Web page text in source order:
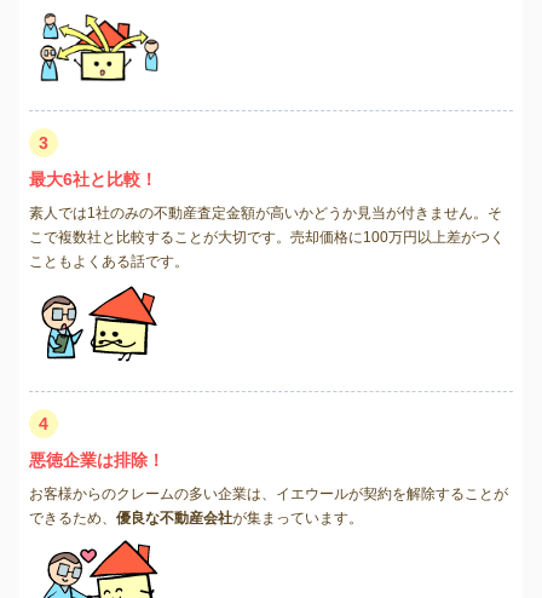
3
最大6社と比較！
素人では1社のみの不動産査定金額が高いかどうか見当が付きません。そ
こで複数社と比較することが大切です。売却価格に100万円以上差がつく
こともよくある話です。
4
悪徳企業は排除！
お客様からのクレームの多い企業は、イエウールが契約を解除することが
できるため、 優良な不動産会社が集まっています。